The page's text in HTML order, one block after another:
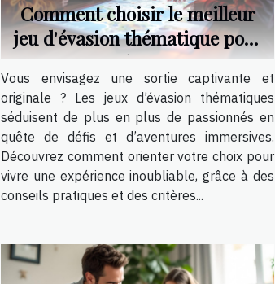
Comment choisir le meilleur
jeu d'évasion thématique pour
votre prochaine sortie ?
Vous envisagez une sortie captivante et
originale ? Les jeux d’évasion thématiques
séduisent de plus en plus de passionnés en
quête de défis et d’aventures immersives.
Découvrez comment orienter votre choix pour
vivre une expérience inoubliable, grâce à des
conseils pratiques et des critères...